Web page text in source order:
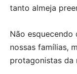
tanto almeja
Não
nossas famílias,
protagonistas da